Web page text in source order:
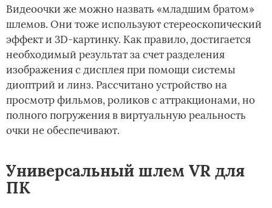
Видеоочки же можно назвать «младшим братом»
шлемов. Они тоже используют стереоскопический
эффект и 3D-картинку. Как правило, достигается
необходимый результат за счет разделения
изображения с дисплея при помощи системы
диоптрий и линз. Рассчитано устройство на
просмотр фильмов, роликов с аттракционами, но
полного погружения в виртуальную реальность
очки не обеспечивают.
Универсальный шлем VR для
ПК